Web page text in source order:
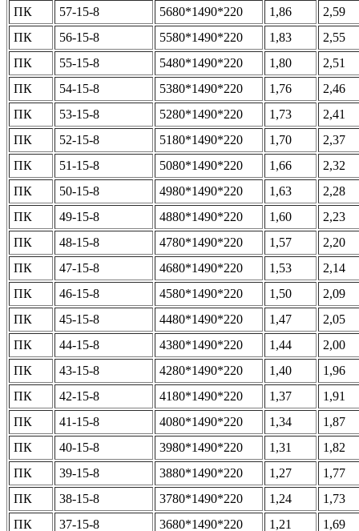
ПК 57-15-8 5680*1490*220 1,86
2,59
ПК
56-15-8 5580*1490*220 1,83
2,55
ПК
55-15-8 5480*1490*220 1,80
2,51
ПК
54-15-8 5380*1490*220 1,76
2,46
ПК
53-15-8 5280*1490*220 1,73
2,41
ПК
52-15-8 5180*1490*220 1,70
2,37
ПК
51-15-8 5080*1490*220 1,66
2,32
ПК
50-15-8 4980*1490*220 1,63
2,28
ПК
49-15-8 4880*1490*220 1,60
2,23
ПК
48-15-8 4780*1490*220 1,57
2,20
ПК
47-15-8 4680*1490*220 1,53
2,14
ПК
46-15-8 4580*1490*220 1,50
2,09
ПК
45-15-8 4480*1490*220 1,47
2,05
ПК
44-15-8 4380*1490*220 1,44
2,00
ПК
43-15-8 4280*1490*220 1,40
1,96
ПК
42-15-8 4180*1490*220 1,37
1,91
ПК
41-15-8 4080*1490*220 1,34
1,87
ПК
40-15-8 3980*1490*220 1,31
1,82
ПК
39-15-8 3880*1490*220 1,27
1,77
ПК
38-15-8 3780*1490*220 1,24
1,73
ПК
37-15-8 3680*1490*220 1,21
1,69